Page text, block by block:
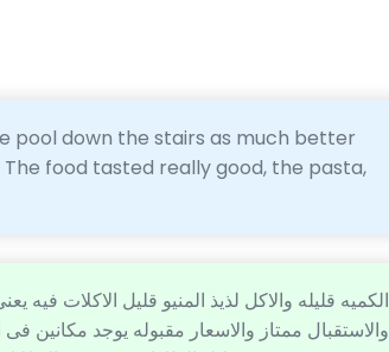
pool down the stairs as much better
food tasted really good, the pasta,
والاستقبال ممتاز والاسعار مقبوله يوجد